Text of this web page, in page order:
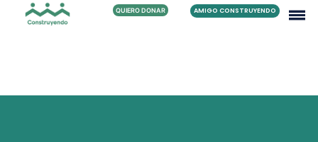
QUIERO DONAR AMIGO CONSTRUYENDO